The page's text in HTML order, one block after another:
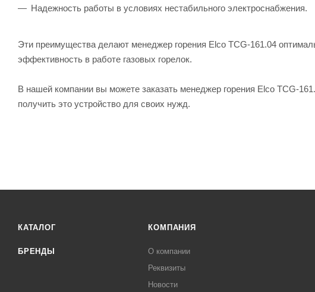
Надежность работы в условиях нестабильного электроснабжения.
Эти преимущества делают менеджер горения Elco TCG-161.04
эффективность в работе газовых горелок.
В нашей компании вы можете заказать менеджер горения Elco TCG-
получить это устройство для своих нужд.
КАТАЛОГ
БРЕНДЫ
КОМПАНИЯ
О компании
Реквизиты
Новости